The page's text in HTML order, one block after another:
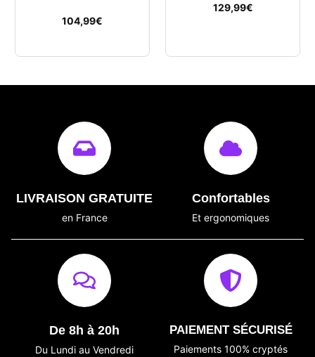
104,99€
129,99€
LIVRAISON GRATUITE
en France
Confortables
Et ergonomiques
De 8h à 20h
Du Lundi au Vendredi
PAIEMENT SÉCURISÉ
Paiements 100% cryptés